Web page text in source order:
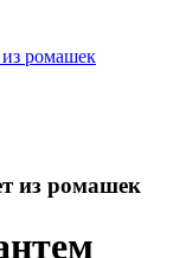
из ромашек
из ромашек